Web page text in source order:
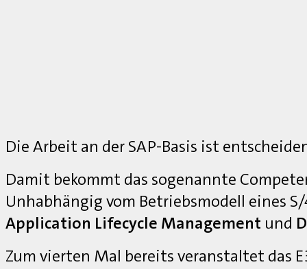
Die Arbeit an der SAP-Basis ist
Damit bekommt das sogenannte
Unhabhängig vom Betriebsmodell eines
Application Lifecycle Management und
Zum vierten Mal bereits veranstaltet das